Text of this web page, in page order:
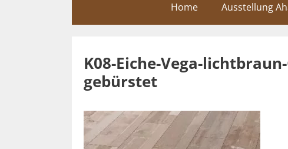
Home Ausstellung
K08-Eiche-Vega-
gebürstet